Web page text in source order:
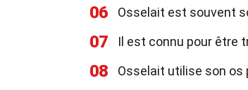
06 Osselait est souvent
07 Il est connu pour être
08 Osselait utilise son os